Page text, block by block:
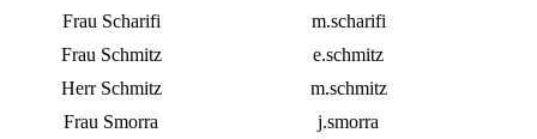
Frau Scharifi
m.scharifi
Frau Schmitz
e.schmitz
Herr Schmitz
m.schmitz
Frau Smorra
j.smorra